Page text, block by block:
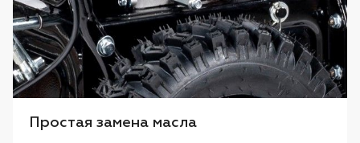
Простая замена масла